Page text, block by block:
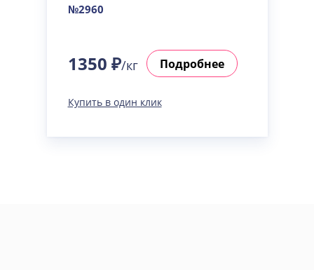
№2960
1350 ₽/кг Подробнее
Купить в один клик